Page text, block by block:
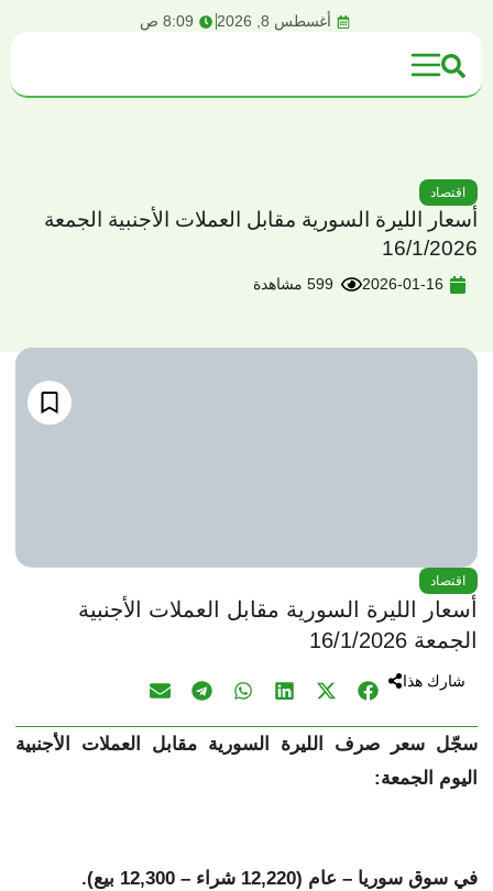
أغسطس 8, 2026 8:09 ص
اقتصاد
أسعار الليرة السورية مقابل العملات الأجنبية الجمعة
16/1/2026
2026-01-16 599 مشاهدة
اقتصاد
أسعار الليرة السورية مقابل العملات الأجنبية
الجمعة 16/1/2026
شارك هذا
سجّل سعر صرف الليرة السورية مقابل
العملات الأجنبية
اليوم الجمعة:
في سوق سوريا – عام (12,220 شراء – 12,300 بيع).